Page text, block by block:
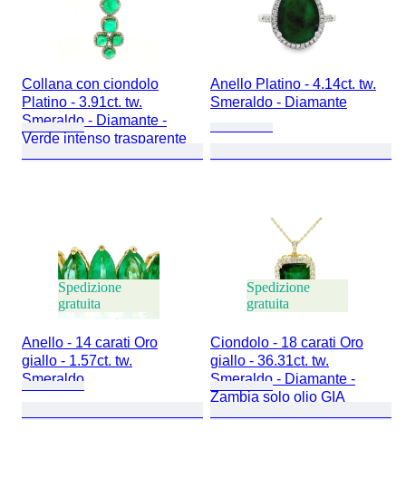
Collana con ciondolo
Platino - 3.91ct. tw.
Smeraldo - Diamante -
Verde intenso trasparente
Anello Platino - 4.14ct. tw.
Smeraldo - Diamante
Spedizione
gratuita
Anello - 14 carati Oro
giallo - 1.57ct. tw.
Smeraldo
Spedizione
gratuita
Ciondolo - 18 carati Oro
giallo - 36.31ct. tw.
Smeraldo - Diamante -
Zambia solo olio GIA